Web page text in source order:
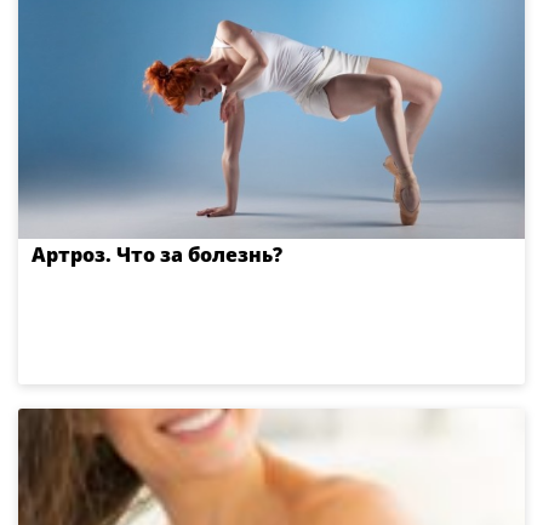
Артроз. Что за болезнь?